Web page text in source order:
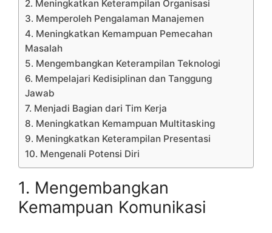
2. Meningkatkan Keterampilan Organisasi
3. Memperoleh Pengalaman Manajemen
4. Meningkatkan Kemampuan Pemecahan
Masalah
5. Mengembangkan Keterampilan Teknologi
6. Mempelajari Kedisiplinan dan Tanggung
Jawab
7. Menjadi Bagian dari Tim Kerja
8. Meningkatkan Kemampuan Multitasking
9. Meningkatkan Keterampilan Presentasi
10. Mengenali Potensi Diri
1. Mengembangkan
Kemampuan Komunikasi